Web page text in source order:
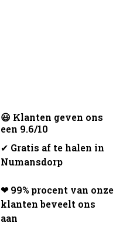
😃 Klanten geven ons
een 9.6/10
✔ Gratis af te halen in
Numansdorp
❤ 99% procent van onze
klanten beveelt ons
aan